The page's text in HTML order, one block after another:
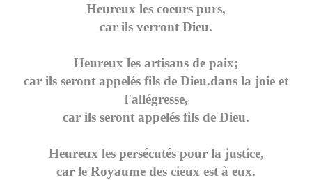
Heureux les coeurs purs,
car ils verront Dieu.
Heureux les artisans de paix;
car ils seront appelés fils de Dieu.dans la joie et
l'allégresse,
car ils seront appelés fils de Dieu.
Heureux les persécutés pour la justice,
car le Royaume des cieux est à eux.